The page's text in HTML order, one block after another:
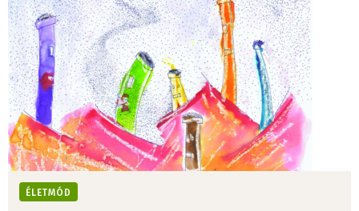
ÉLETMÓD